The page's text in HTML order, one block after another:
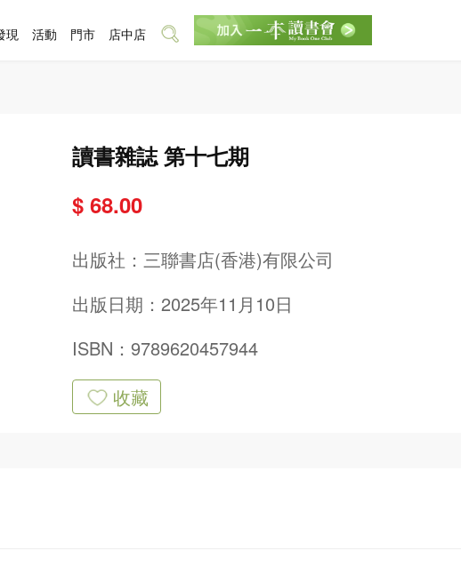
讀書雜誌 第十七期
$ 68.00
出版社： 三聯書店(香港)有限公司
出版日期：2025年11月10日
ISBN：9789620457944
收藏
現 活動 門市 店中店